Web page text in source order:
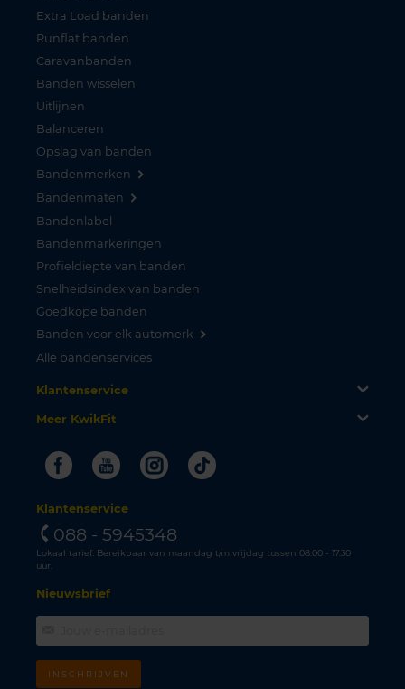
Extra Load banden
Runflat banden
Caravanbanden
Banden wisselen
Uitlijnen
Balanceren
Opslag van banden
Bandenmerken
Bandenmaten
Bandenlabel
Bandenmarkeringen
Profieldiepte van banden
Snelheidsindex van banden
Goedkope banden
Banden voor elk automerk
Alle bandenservices
Klantenservice
Meer KwikFit
FacebookYoutubeInstagram
Tiktok
Klantenservice
088 - 5945348
Lokaal tarief. Bereikbaar van maandag t/m vrijdag tussen 08.00 - 17.30
uur.
Nieuwsbrief
INSCHRIJVEN